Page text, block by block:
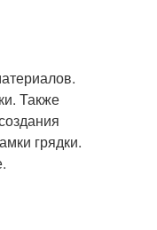
Также
грядки.